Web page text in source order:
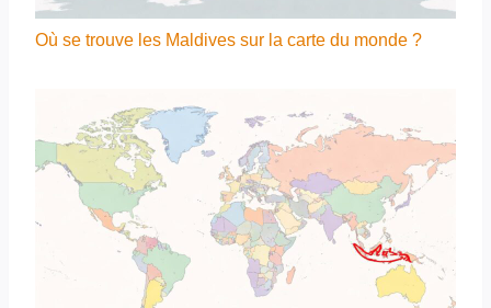
Où se trouve les Maldives sur la carte du monde ?